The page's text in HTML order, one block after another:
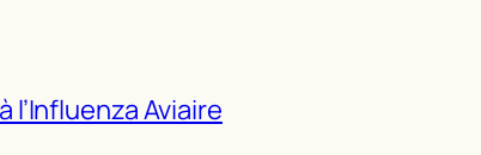
Aviaire